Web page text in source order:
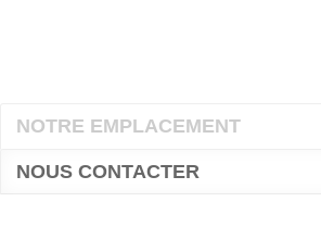
NOTRE EMPLACEMENT
NOUS CONTACTER